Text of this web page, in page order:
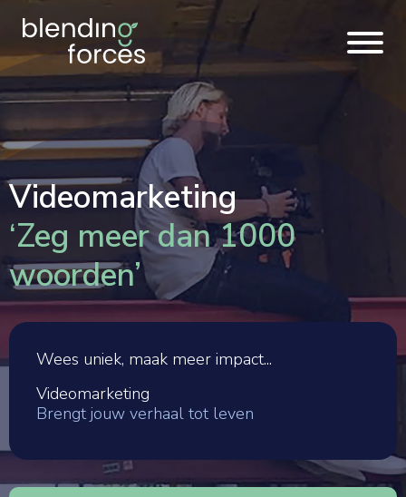
Videomarketing
‘Zeg meer dan 1000
woorden’
Wees uniek, maak meer impact...
Videomarketing
Brengt jouw verhaal tot leven